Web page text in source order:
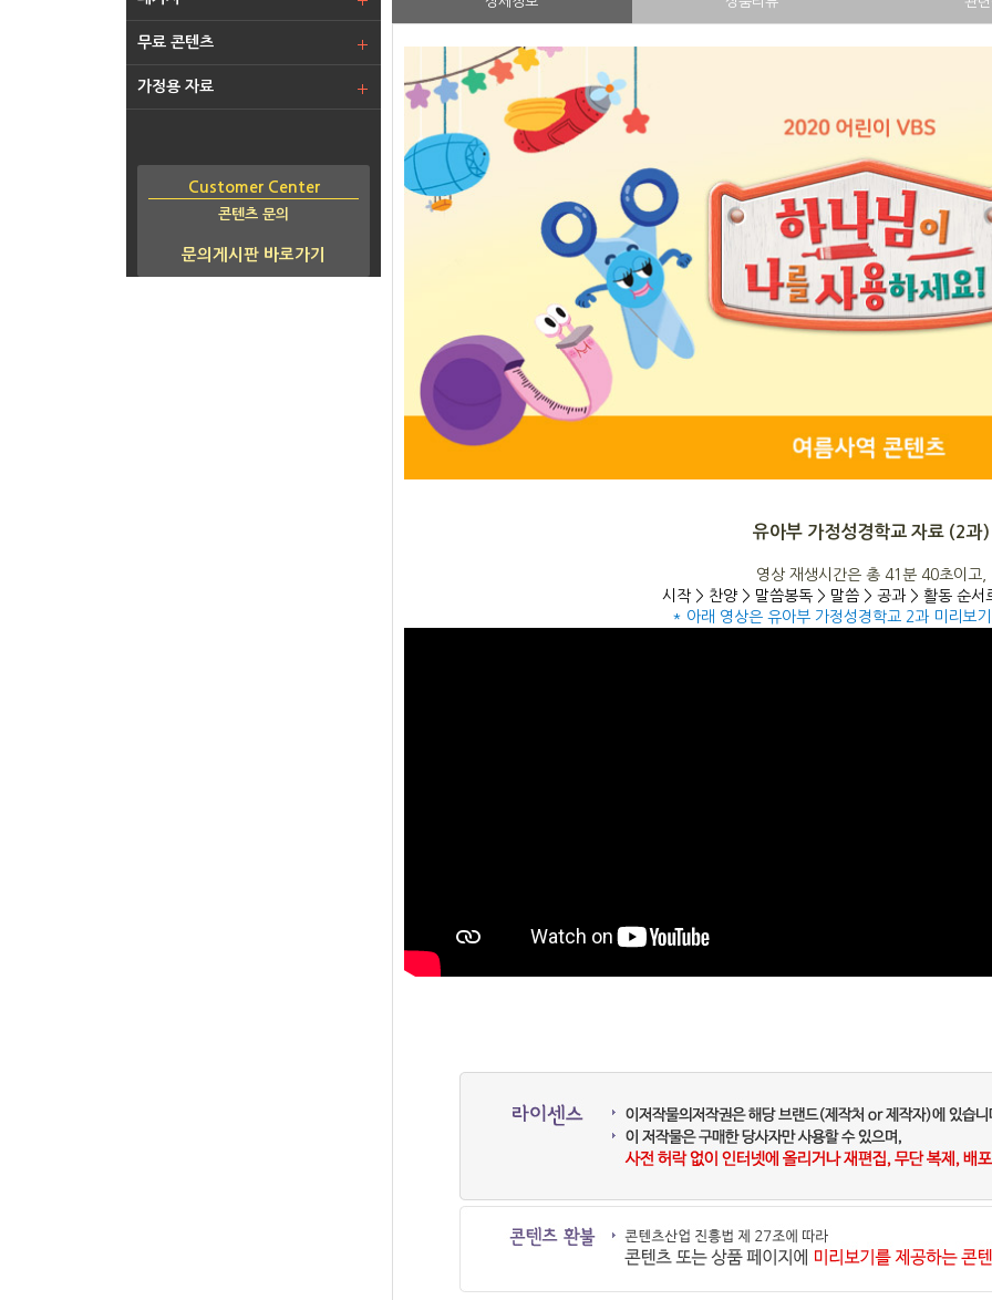
무료 콘텐츠
가정용 자료
Customer Center
콘텐츠 문의
문의게시판 바로가기
유아부 가정성경학교 자료 (2과)
영상 재생시간은 총 41분 40초이고,
시작 > 찬양 > 말씀봉독 > 말씀 > 공과 > 활동 순서
* 아래 영상은 유아부 가정성경학교 2과 미리보